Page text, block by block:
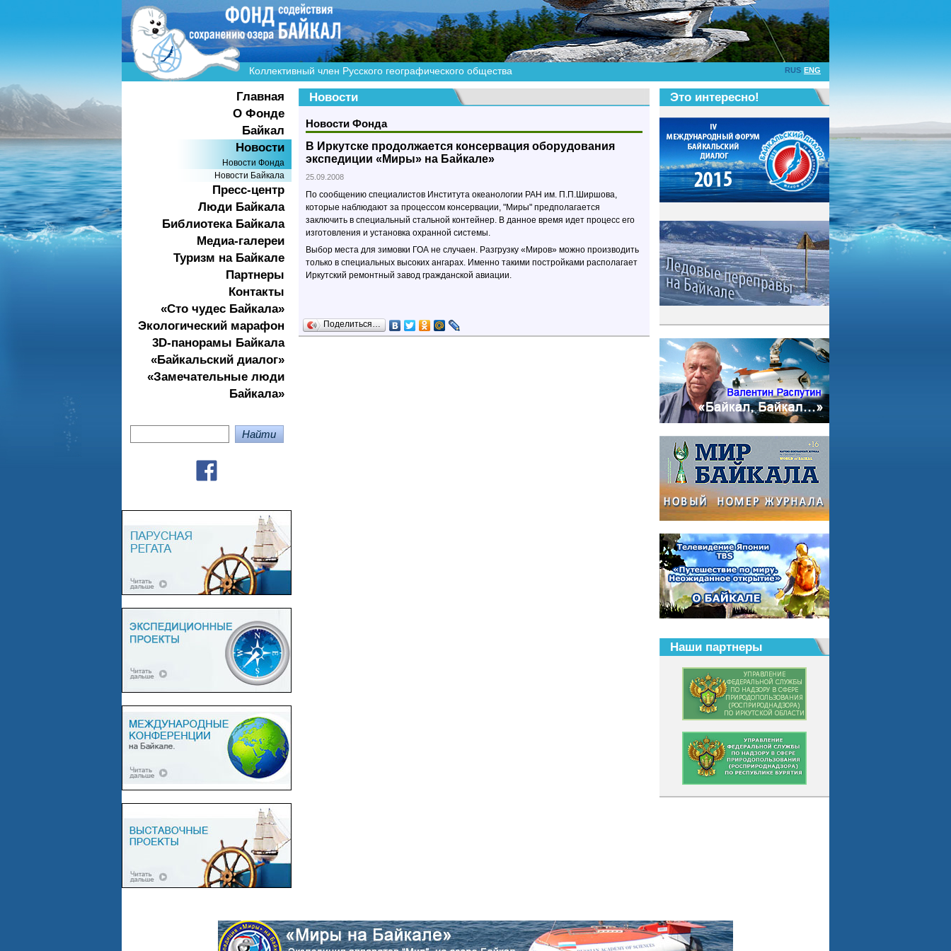
Коллективный член Русского географического общества RUS ENG
Главная
О Фонде
Байкал
Новости
Новости Фонда
Новости Байкала
Пресс-центр
Люди Байкала
Библиотека Байкала
Медиа-галереи
Туризм на Байкале
Партнеры
Контакты
«Сто чудес Байкала»
Экологичеcкий марафон
3D-панорамы Байкала
«Байкальский диалог»
«Замечательные люди
Байкала»
Новости
Новости Фонда
В Иркутске продолжается консервация оборудования
экспедиции «Миры» на Байкале»
25.09.2008
По сообщению специалистов Института океанологии РАН им. П.П.Ширшова,
которые наблюдают за процессом консервации, "Миры" предполагается
заключить в специальный стальной контейнер. В данное время идет процесс его
изготовления и установка охранной системы.
Выбор места для зимовки ГОА не случаен. Разгрузку «Миров» можно производить
только в специальных высоких ангарах. Именно такими постройками располагает
Иркутский ремонтный завод гражданской авиации.
Поделиться…
Это интересно!
Наши партнеры